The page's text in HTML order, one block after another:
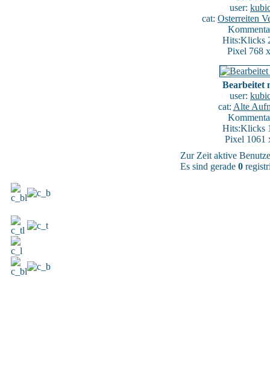
user:
cat: Osterreiten
Hits:Klicks
Pixel 768
Bearbeitet
user:
cat: Alte
Hits:Klicks
Pixel 1061
Zur Zeit aktive
Es sind gerade 0